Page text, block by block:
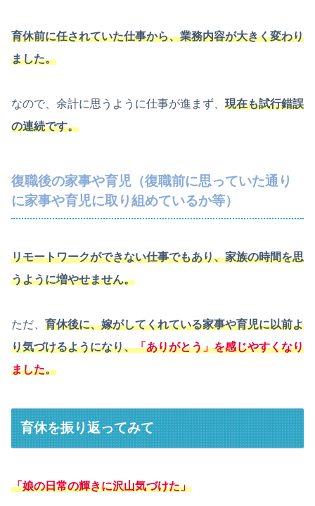
育休前に任されていた仕事から、業務内容が大きく変わり
ました。
なので、余計に思うように仕事が進まず、 現在も試行錯誤
の連続です。
復職後の家事や育児（復職前に思っていた通り
に家事や育児に取り組めているか等）
リモートワークができない仕事でもあり、家族の時間を思
うように増やせません。
ただ、 育休後に、嫁がしてくれている家事や育児に以前よ
り気づけるようになり、「ありがとう」を感じやすくなり
ました。
育休を振り返ってみて
「娘の日常の輝きに沢山気づけた」